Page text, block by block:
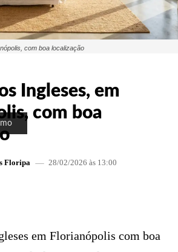
com boa localização
Ingleses, em
com boa
Floripa 28/02/2026 às 13:00
em Florianópolis com boa